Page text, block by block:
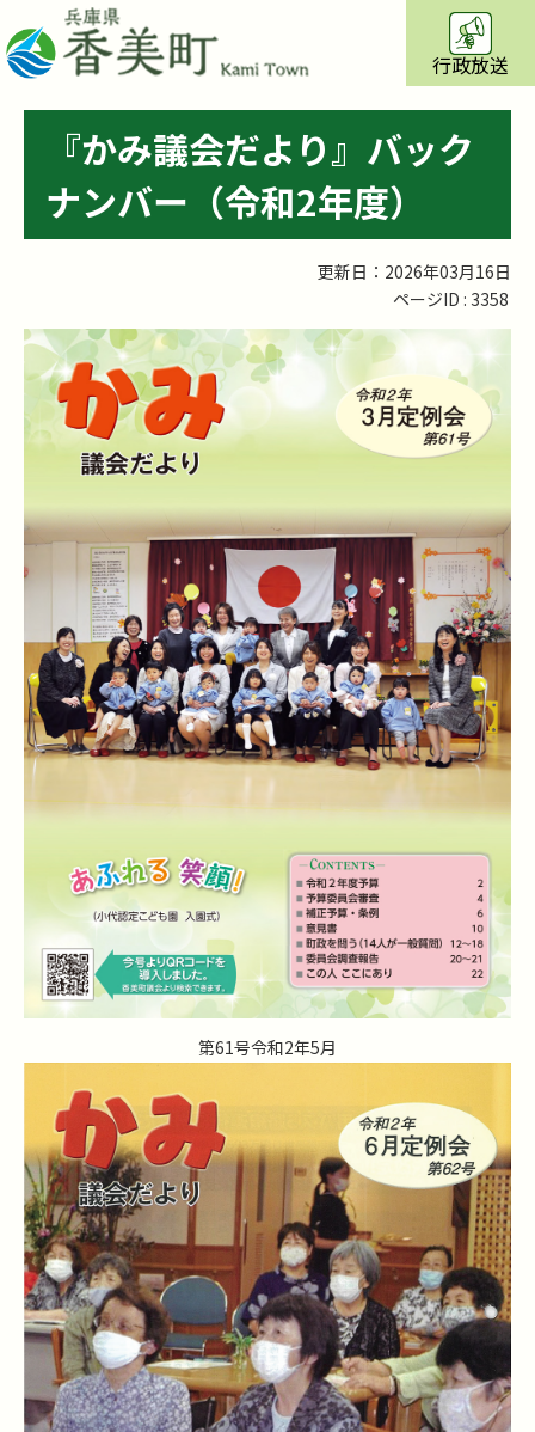
行政放送
『かみ議会だより』バック
ナンバー（令和2年度）
更新日：2026年03月16日
ページID : 3358
第61号令和2年5月